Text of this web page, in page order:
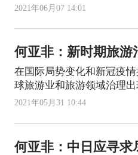
2021年06月07 14:01
何亚非：新时期旅游
在国际局势变化和新冠疫
球旅游业和旅游领域治理
2021年05月31 10:44
何亚非：中日应寻求